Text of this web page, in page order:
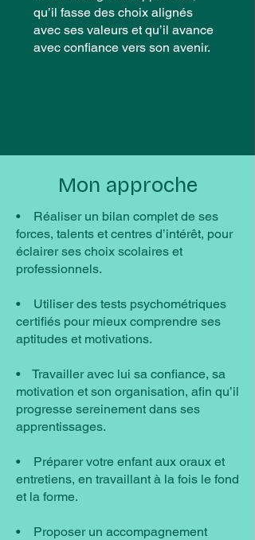
qu’il fasse des choix alignés
avec ses valeurs et qu’il avance
avec confiance vers son avenir.
Mon approche
• Réaliser un bilan complet de ses
forces, talents et centres d’intérêt, pour
éclairer ses choix scolaires et
professionnels.
• Utiliser des tests psychométriques
certifiés pour mieux comprendre ses
aptitudes et motivations.
• Travailler avec lui sa confiance, sa
motivation et son organisation, afin qu’il
progresse sereinement dans ses
apprentissages.
• Préparer votre enfant aux oraux et
entretiens, en travaillant à la fois le fond
et la forme.
• Proposer un accompagnement